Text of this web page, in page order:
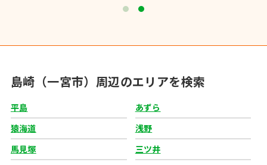
島崎（一宮市）周辺のエリアを検索
平島
あずら
猿海道
浅野
馬見塚
三ツ井